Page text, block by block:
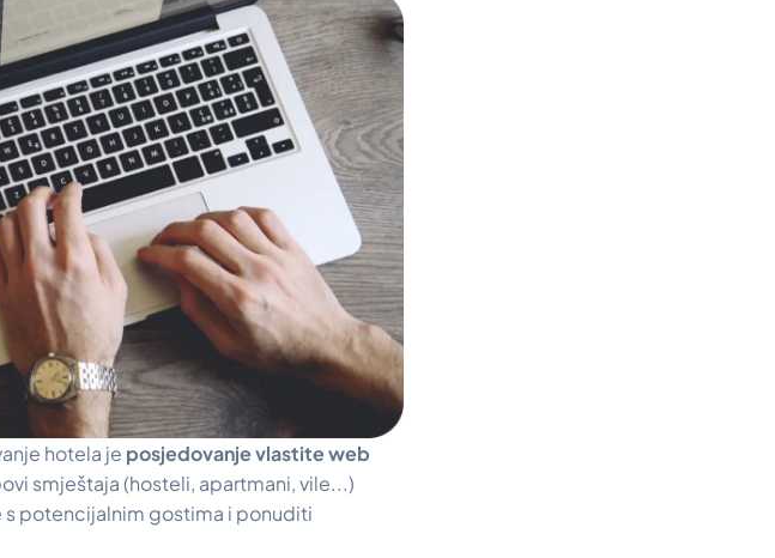
hotela je posjedovanje vlastite web
smještaja (hosteli, apartmani, vile...)
potencijalnim gostima i ponuditi